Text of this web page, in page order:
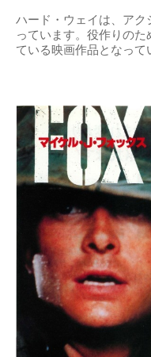
ハード・ウェイは、ア
っています。役作りの
ている映画作品となって